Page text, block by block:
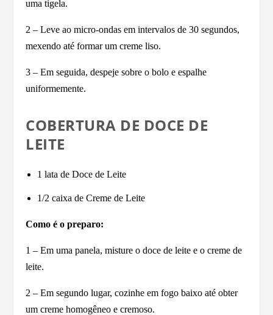
uma tigela.
2 – Leve ao micro-ondas em intervalos de 30 segundos,
mexendo até formar um creme liso.
3 – Em seguida, despeje sobre o bolo e espalhe
uniformemente.
COBERTURA DE DOCE DE
LEITE
1 lata de Doce de Leite
1/2 caixa de Creme de Leite
Como é o preparo:
1 – Em uma panela, misture o doce de leite e o creme de
leite.
2 – Em segundo lugar, cozinhe em fogo baixo até obter
um creme homogêneo e cremoso.